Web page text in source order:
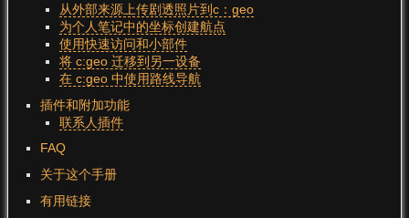
从外部来源上传剧透照片到c：geo
为个人笔记中的坐标创建航点
使用快速访问和小部件
将 c:geo 迁移到另一设备
在 c:geo 中使用路线导航
插件和附加功能
联系人插件
FAQ
关于这个手册
有用链接